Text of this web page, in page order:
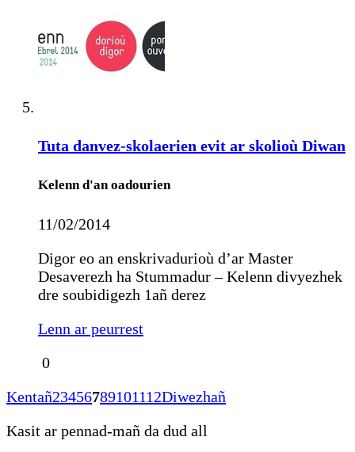
Tuta danvez-skolaerien evit ar skolioù Diwan
Kelenn d'an oadourien
11/02/2014
Digor eo an enskrivadurioù d’ar Master
Desaverezh ha Stummadur – Kelenn divyezhek
dre soubidigezh 1añ derez
Lenn ar peurrest
0
Kentañ23456789101112Diwezhañ
Kasit ar pennad-mañ da dud all